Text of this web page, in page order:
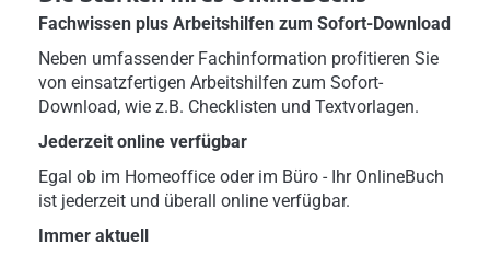
Fachwissen plus Arbeitshilfen zum Sofort-Download
Neben umfassender Fachinformation profitieren Sie
von einsatzfertigen Arbeitshilfen zum Sofort-
Download, wie z.B. Checklisten und Textvorlagen.
Jederzeit online verfügbar
Egal ob im Homeoffice oder im Büro - Ihr OnlineBuch
ist jederzeit und überall online verfügbar.
Immer aktuell